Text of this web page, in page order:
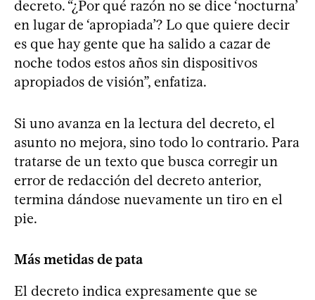
decreto. “¿Por qué razón no se dice ‘nocturna’
en lugar de ‘apropiada’? Lo que quiere decir
es que hay gente que ha salido a cazar de
noche todos estos años sin dispositivos
apropiados de visión”, enfatiza.
Si uno avanza en la lectura del decreto, el
asunto no mejora, sino todo lo contrario. Para
tratarse de un texto que busca corregir un
error de redacción del decreto anterior,
termina dándose nuevamente un tiro en el
pie.
Más metidas de pata
El decreto indica expresamente que se